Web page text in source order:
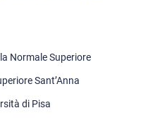
Normale Superiore
Sant’Anna
di Pisa